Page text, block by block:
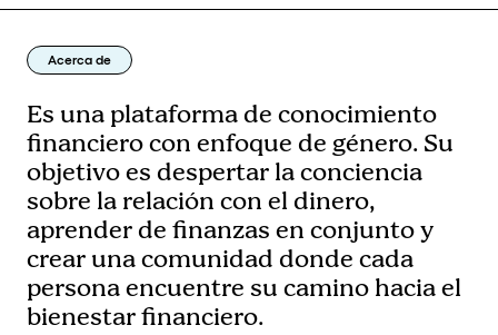
Acerca de
Es una plataforma de conocimiento
financiero con enfoque de género. Su
objetivo es despertar la conciencia
sobre la relación con el dinero,
aprender de finanzas en conjunto y
crear una comunidad donde cada
persona encuentre su camino hacia el
bienestar financiero.